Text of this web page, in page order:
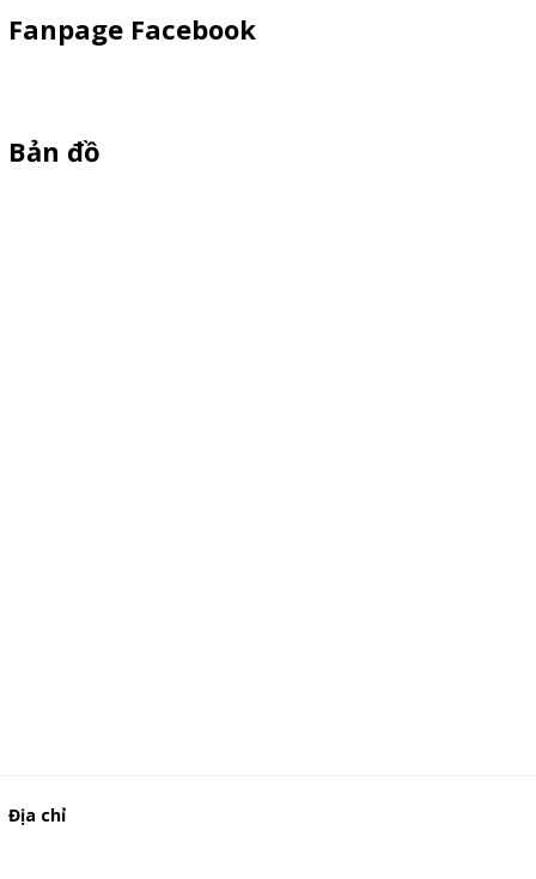
Fanpage Facebook
Bản đồ
Địa chỉ